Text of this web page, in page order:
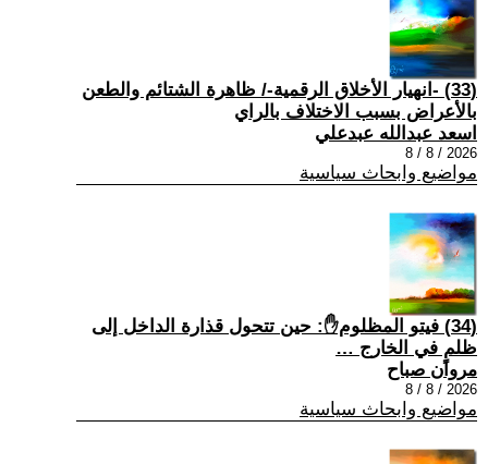
(33) -انهيار الأخلاق الرقمية-/ ظاهرة الشتائم والطعن
بالأعراض بسبب الاختلاف بالراي
اسعد عبدالله عبدعلي
2026 / 8 / 8
مواضيع وابحاث سياسية
(34) فيتو المظلوم✋: حين تتحول قذارة الداخل إلى
ظلمٍ في الخارج …
مروان صباح
2026 / 8 / 8
مواضيع وابحاث سياسية